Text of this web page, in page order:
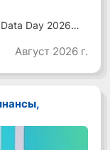
Data Day 2026
Как сохранять
уверенный курс
среде»
Август 2026 г.